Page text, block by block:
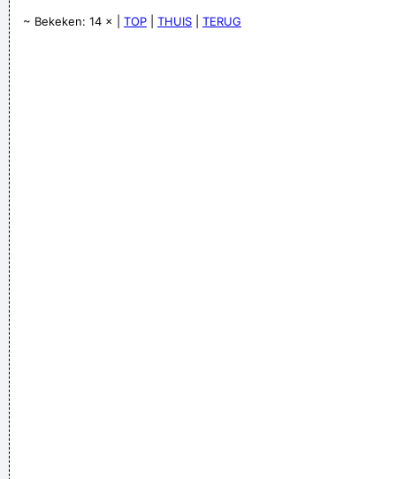
~ Bekeken: 14 × | TOP THUIS TERUG